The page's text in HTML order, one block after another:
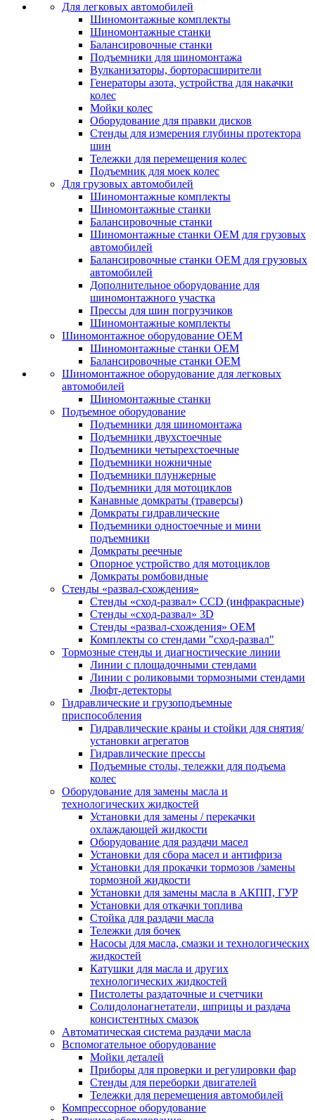
Для легковых автомобилей
Шиномонтажные комплекты
Шиномонтажные станки
Балансировочные станки
Подъемники для шиномонтажа
Вулканизаторы, борторасширители
Генераторы азота, устройства для накачки
колес
Мойки колес
Оборудование для правки дисков
Стенды для измерения глубины протектора
шин
Тележки для перемещения колес
Подъемник для моек колеc
Для грузовых автомобилей
Шиномонтажные комплекты
Шиномонтажные станки
Балансировочные станки
Шиномонтажные станки ОЕМ для грузовых
автомобилей
Балансировочные станки ОЕМ для грузовых
автомобилей
Дополнительное оборудование для
шиномонтажного участка
Прессы для шин погрузчиков
Шиномонтажные комплекты
Шиномонтажное оборудование ОЕМ
Шиномонтажные станки ОЕМ
Балансировочные станки ОЕМ
Шиномонтажное оборудование для легковых
автомобилей
Шиномонтажные станки
Подъемное оборудование
Подъемники для шиномонтажа
Подъемники двухстоечные
Подъемники четырехстоечные
Подъемники ножничные
Подъемники плунжерные
Подъемники для мотоциклов
Канавные домкраты (траверсы)
Домкраты гидравлические
Подъемники одностоечные и мини
подъемники
Домкраты реечные
Опорное устройство для мотоциклов
Домкраты ромбовидные
Стенды «развал-схождения»
Стенды «сход-развал» CCD (инфракрасные)
Стенды «сход-развал» 3D
Стенды «развал-схождения» ОЕМ
Комплекты со стендами "сход-развал"
Тормозные стенды и диагностические линии
Линии с площадочными стендами
Линии с роликовыми тормозными стендами
Люфт-детекторы
Гидравлические и грузоподъемные
приспособления
Гидравлические краны и стойки для снятия/
установки агрегатов
Гидравлические прессы
Подъемные столы, тележки для подъема
колес
Оборудование для замены масла и
технологических жидкостей
Установки для замены / перекачки
охлаждающей жидкости
Оборудование для раздачи масел
Установки для сбора масел и антифриза
Установки для прокачки тормозов /замены
тормозной жидкости
Установки для замены масла в АКПП, ГУР
Установки для откачки топлива
Стойка для раздачи масла
Тележки для бочек
Насосы для масла, смазки и технологических
жидкостей
Катушки для масла и других
технологических жидкостей
Пистолеты раздаточные и счетчики
Солидолонагнетатели, шприцы и раздача
консистентных смазок
Автоматическая система раздачи масла
Вспомогательное оборудование
Мойки деталей
Приборы для проверки и регулировки фар
Стенды для переборки двигателей
Тележки для перемещения автомобилей
Компрессорное оборудование